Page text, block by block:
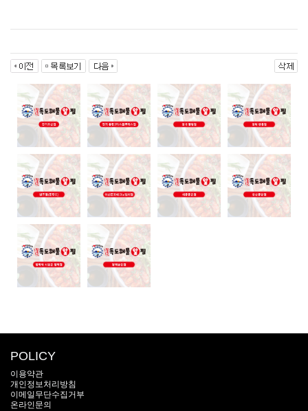
POLICY
이용약관
개인정보처리방침
이메일무단수집거부
온라인문의